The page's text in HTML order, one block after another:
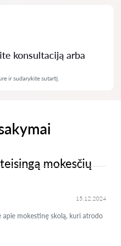
konsultaciją arba
ir sudarykite sutartį.
mokesčių
15.12.2024
apie mokestinę skolą, kuri atrodo